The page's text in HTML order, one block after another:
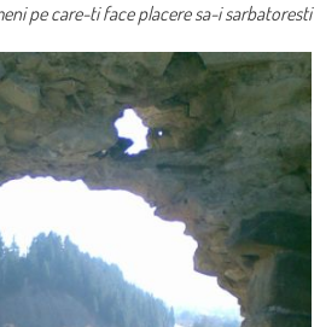
pe care-ti face placere sa-i sarbatoresti